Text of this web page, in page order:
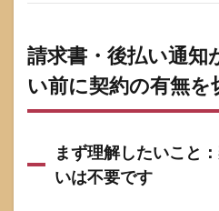
家族
9
よく
ファ
ーマ
フー
請求書・後払い通知
い前に契約の有無を
まず理解したいこと
いは不要です